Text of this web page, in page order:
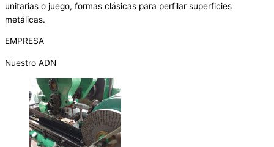
unitarias o juego, formas clásicas para perfilar superficies
metálicas.
EMPRESA
Nuestro ADN